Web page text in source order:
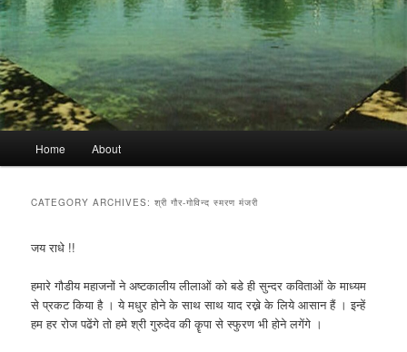
Home About
CATEGORY ARCHIVES:श्री गौर-गोविन्द स्मरण मंजरी
जय राधे !!
हमारे गौडीय महाजनों ने अष्टकालीय लीलाओं को बडे ही सुन्दर कविताओं के माध्यम
से प्रकट किया है । ये मधुर होने के साथ साथ याद रख्ने के लिये आसान हैं । इन्हें
हम हर रोज पढेंगे तो हमे श्री गुरुदेव की कॄपा से स्फुरण भी होने लगेंगे ।